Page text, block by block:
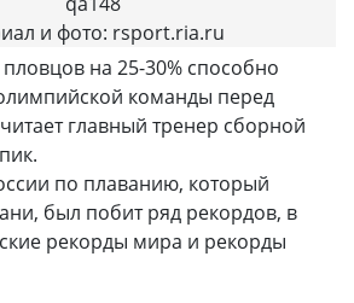
и фото: rsport.ria.ru
на 25-30% способно
команды перед
главный тренер сборной
по плаванию, который
был побит ряд рекордов, в
рекорды мира и рекорды